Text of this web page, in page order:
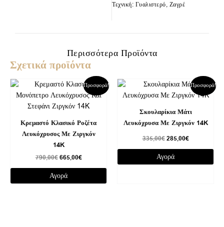
Τεχνική: Γυαλιστερό, Ζαγρέ
Περισσότερα Προϊόντα
Σχετικά προϊόντα
Προσφορά!
Κρεμαστό Κλασικό Ροζέτα
Λευκόχρυσος Με Ζιργκόν
14K
790,00€
Original
was:
790,00€.
665,00€
Η
τρέχουσα
τιμή
είναι:
Αγορά
Προσφορά!
Σκουλαρίκια Μάτι
Λευκόχρυσα Με Ζιργκόν 14K
335,00€
Original
price
was:
285,00€
Η
τρέχουσα
τιμή
285,00€.
Αγορά